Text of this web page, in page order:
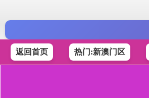
返回首页 热门:新澳门区